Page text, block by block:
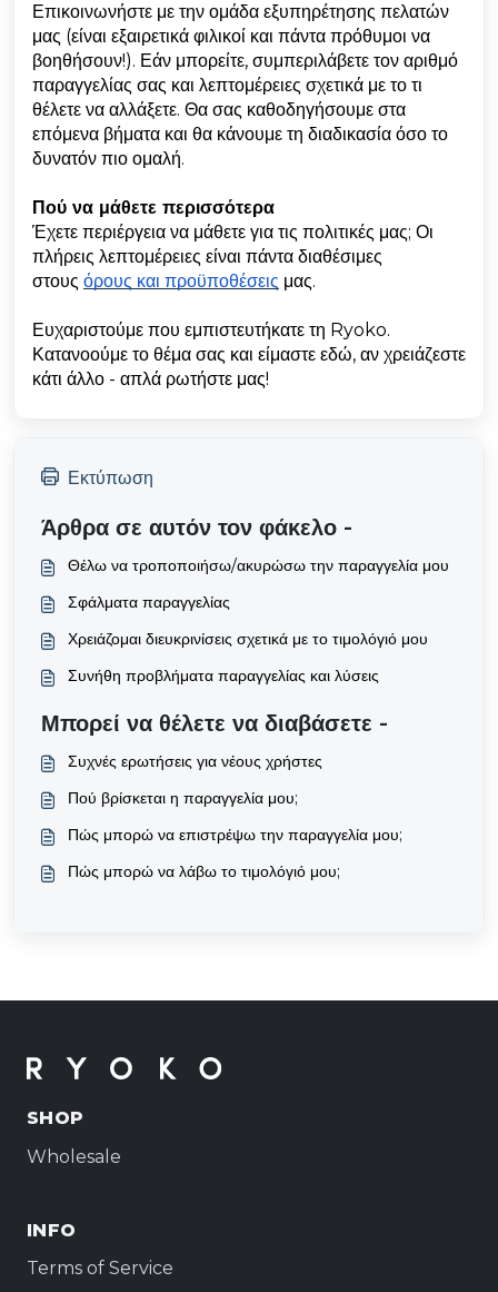
Επικοινωνήστε με την ομάδα εξυπηρέτησης πελατών
μας (είναι εξαιρετικά φιλικοί και πάντα πρόθυμοι να
βοηθήσουν!). Εάν μπορείτε, συμπεριλάβετε τον αριθμό
παραγγελίας σας και λεπτομέρειες σχετικά με το τι
θέλετε να αλλάξετε. Θα σας καθοδηγήσουμε στα
επόμενα βήματα και θα κάνουμε τη διαδικασία όσο το
δυνατόν πιο ομαλή.
Πού να μάθετε περισσότερα
Έχετε περιέργεια να μάθετε για τις πολιτικές μας; Οι
πλήρεις λεπτομέρειες είναι πάντα διαθέσιμες
στους όρους και προϋποθέσεις μας.
Ευχαριστούμε που εμπιστευτήκατε τη Ryoko.
Κατανοούμε το θέμα σας και είμαστε εδώ, αν χρειάζεστε
κάτι άλλο - απλά ρωτήστε μας!
Εκτύπωση
Άρθρα σε αυτόν τον φάκελο -
Θέλω να τροποποιήσω/ακυρώσω την παραγγελία μου
Σφάλματα παραγγελίας
Χρειάζομαι διευκρινίσεις σχετικά με το τιμολόγιό μου
Συνήθη προβλήματα παραγγελίας και λύσεις
Μπορεί να θέλετε να διαβάσετε -
Συχνές ερωτήσεις για νέους χρήστες
Πού βρίσκεται η παραγγελία μου;
Πώς μπορώ να επιστρέψω την παραγγελία μου;
Πώς μπορώ να λάβω το τιμολόγιό μου;
SHOP
Wholesale
INFO
Terms of Service